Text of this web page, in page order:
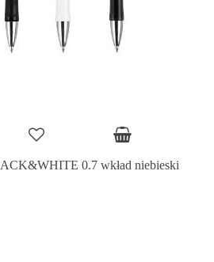
0.7 wkład niebieski